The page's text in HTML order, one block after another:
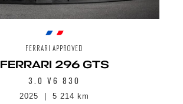
FERRARI APPROVED
FERRARI 296 GTS
3.0 V6 830
2025 5 214 km